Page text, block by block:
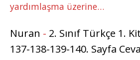
yardımlaşma üzerine…
Nuran - 2. Sınıf Türkçe 1.
137-138-139-140. Sayfa